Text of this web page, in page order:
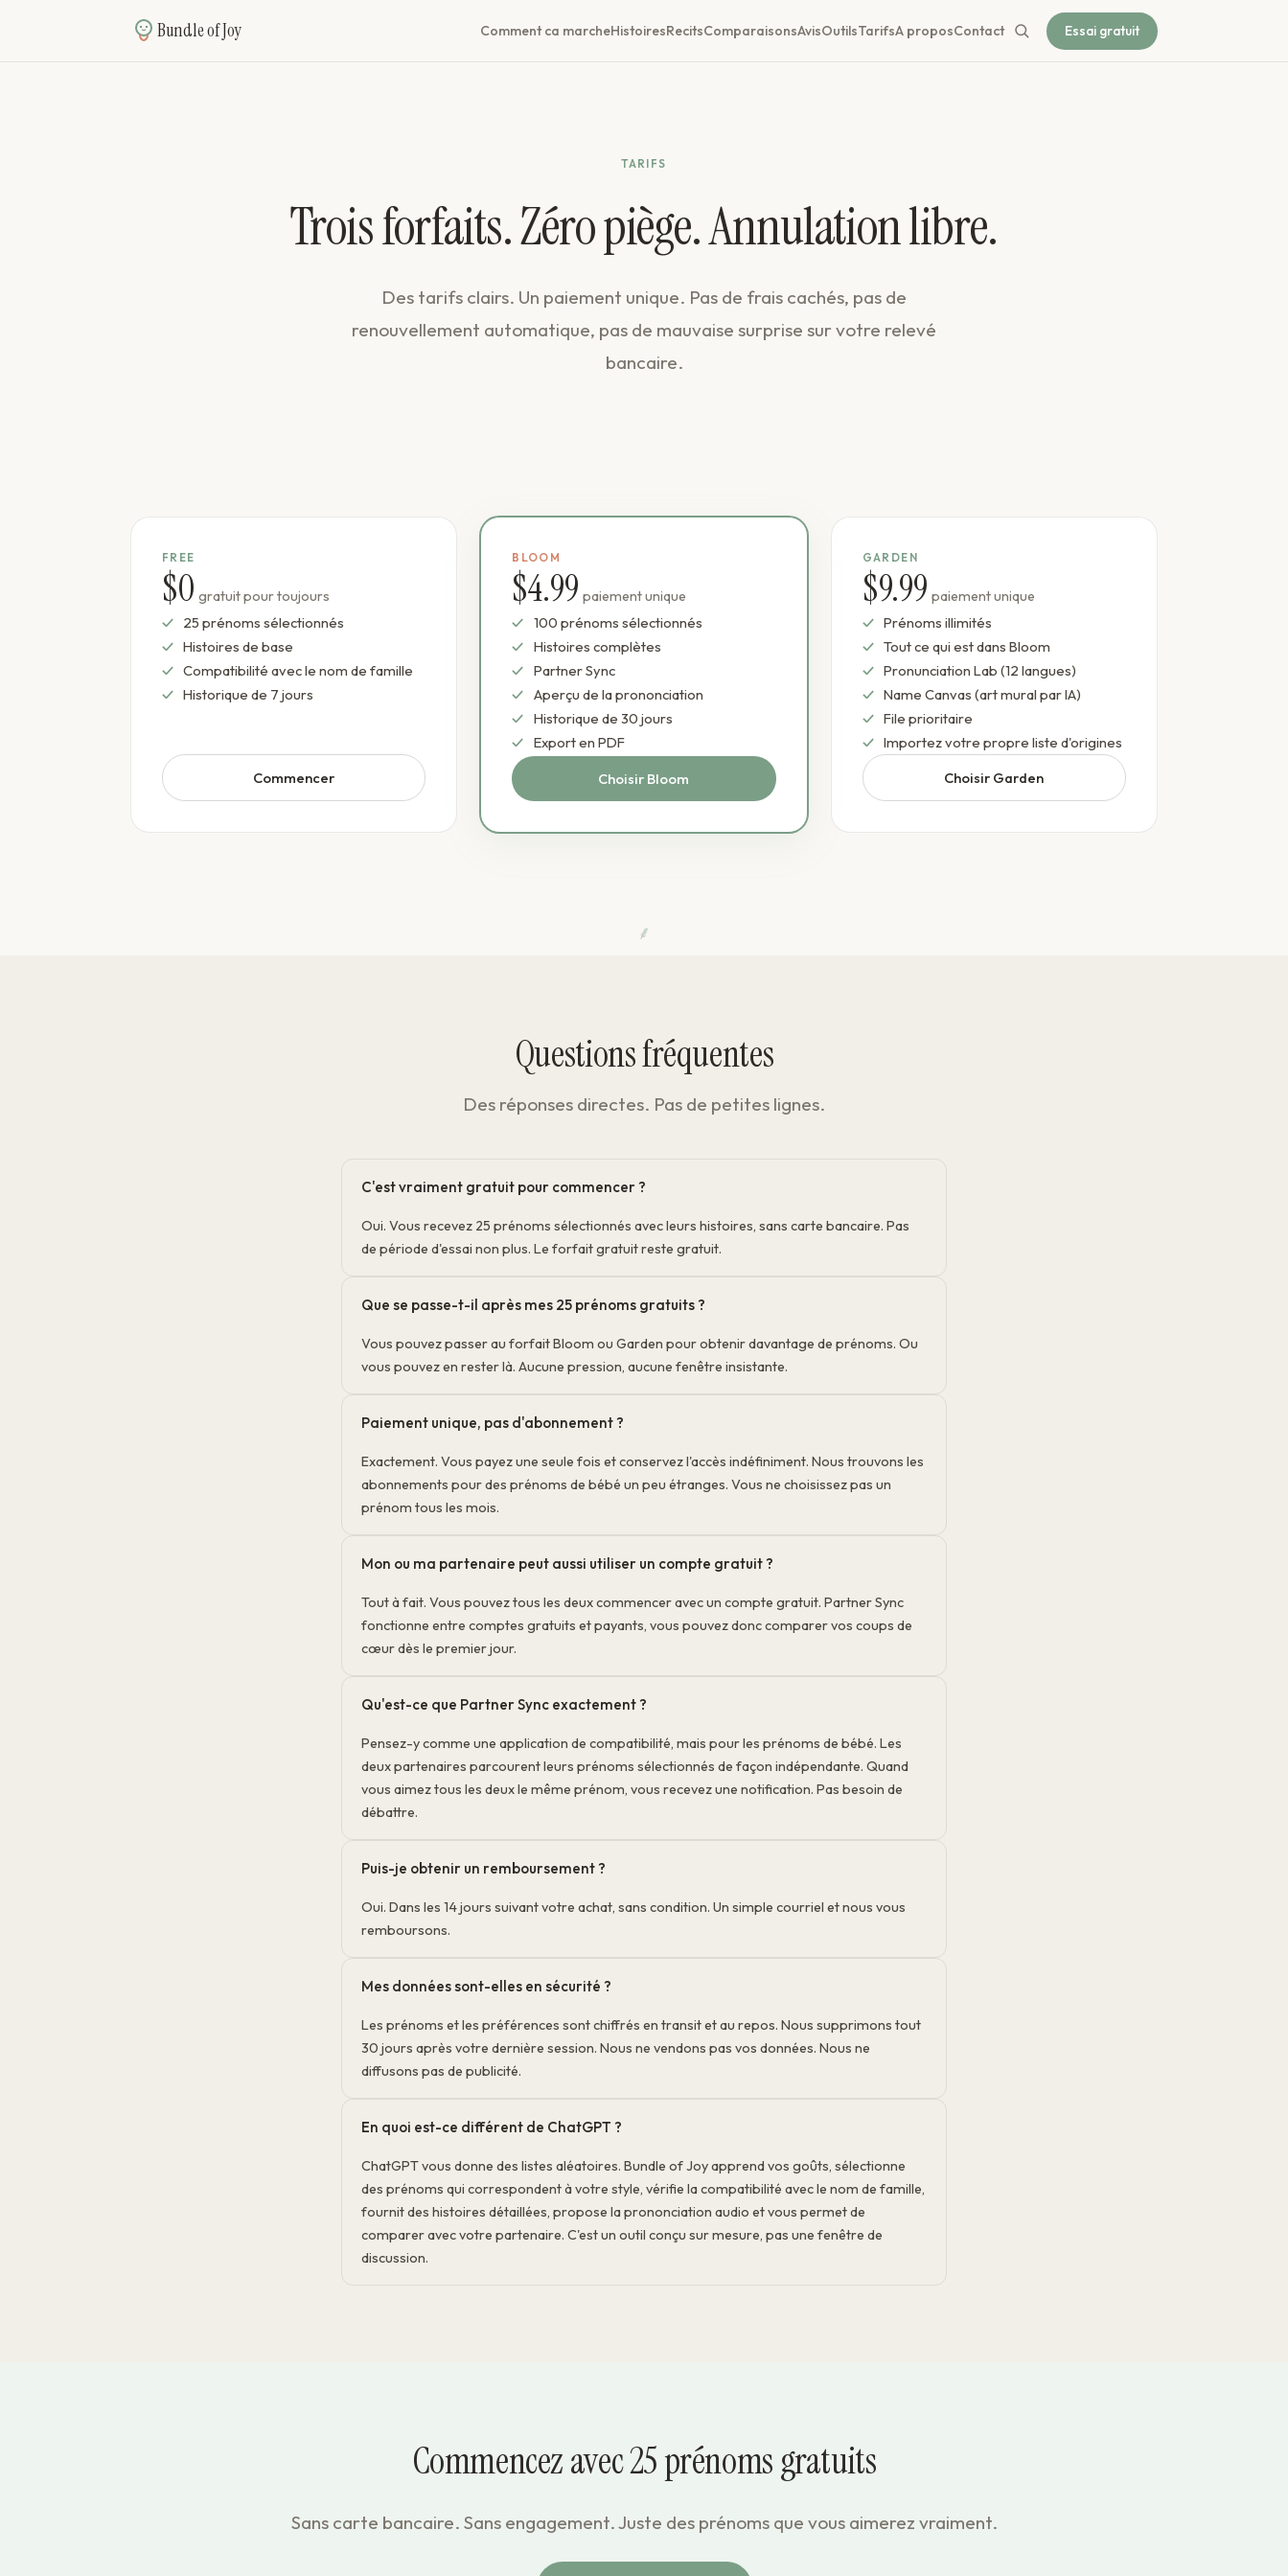
Bundle of Joy Comment ca marcheHistoiresRecitsComparaisonsAvisOutilsTarifsA proposContact Essai gratuit
TARIFS
Trois forfaits. Zéro piège. Annulation libre.
Des tarifs clairs. Un paiement unique. Pas de frais cachés, pas de
renouvellement automatique, pas de mauvaise surprise sur votre relevé
bancaire.
FREE
$0 gratuit pour toujours
25 prénoms sélectionnés
Histoires de base
Compatibilité avec le nom de famille
Historique de 7 jours
Commencer
BLOOM
$4.99 paiement unique
100 prénoms sélectionnés
Histoires complètes
Partner Sync
Aperçu de la prononciation
Historique de 30 jours
Export en PDF
Choisir Bloom
GARDEN
$9.99 paiement unique
Prénoms illimités
Tout ce qui est dans Bloom
Pronunciation Lab (12 langues)
Name Canvas (art mural par IA)
File prioritaire
Importez votre propre liste d'origines
Choisir Garden
⸙
Questions fréquentes
Des réponses directes. Pas de petites lignes.
C'est vraiment gratuit pour commencer ?
Oui. Vous recevez 25 prénoms sélectionnés avec leurs histoires, sans carte bancaire. Pas
de période d'essai non plus. Le forfait gratuit reste gratuit.
Que se passe-t-il après mes 25 prénoms gratuits ?
Vous pouvez passer au forfait Bloom ou Garden pour obtenir davantage de prénoms. Ou
vous pouvez en rester là. Aucune pression, aucune fenêtre insistante.
Paiement unique, pas d'abonnement ?
Exactement. Vous payez une seule fois et conservez l'accès indéfiniment. Nous trouvons les
abonnements pour des prénoms de bébé un peu étranges. Vous ne choisissez pas un
prénom tous les mois.
Mon ou ma partenaire peut aussi utiliser un compte gratuit ?
Tout à fait. Vous pouvez tous les deux commencer avec un compte gratuit. Partner Sync
fonctionne entre comptes gratuits et payants, vous pouvez donc comparer vos coups de
cœur dès le premier jour.
Qu'est-ce que Partner Sync exactement ?
Pensez-y comme une application de compatibilité, mais pour les prénoms de bébé. Les
deux partenaires parcourent leurs prénoms sélectionnés de façon indépendante. Quand
vous aimez tous les deux le même prénom, vous recevez une notification. Pas besoin de
débattre.
Puis-je obtenir un remboursement ?
Oui. Dans les 14 jours suivant votre achat, sans condition. Un simple courriel et nous vous
remboursons.
Mes données sont-elles en sécurité ?
Les prénoms et les préférences sont chiffrés en transit et au repos. Nous supprimons tout
30 jours après votre dernière session. Nous ne vendons pas vos données. Nous ne
diffusons pas de publicité.
En quoi est-ce différent de ChatGPT ?
ChatGPT vous donne des listes aléatoires. Bundle of Joy apprend vos goûts, sélectionne
des prénoms qui correspondent à votre style, vérifie la compatibilité avec le nom de famille,
fournit des histoires détaillées, propose la prononciation audio et vous permet de
comparer avec votre partenaire. C'est un outil conçu sur mesure, pas une fenêtre de
discussion.
Commencez avec 25 prénoms gratuits
Sans carte bancaire. Sans engagement. Juste des prénoms que vous aimerez vraiment.